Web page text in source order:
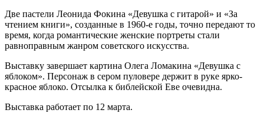
Две пастели Леонида Фокина «Девушка с гитарой» и «За
чтением книги», созданные в 1960‑е годы, точно передают то
время, когда романтические женские портреты стали
равноправным жанром советского искусства.
Выставку завершает картина Олега Ломакина «Девушка с
яблоком». Персонаж в сером пуловере держит в руке ярко-
красное яблоко. Отсылка к библейской Еве очевидна.
Выставка работает по 12 марта.